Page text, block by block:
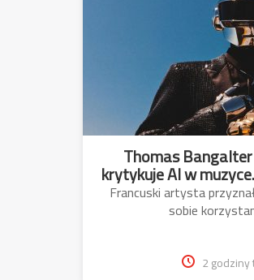
Thomas
krytykuje AI w
Francuski artysta
sobie
2 godziny